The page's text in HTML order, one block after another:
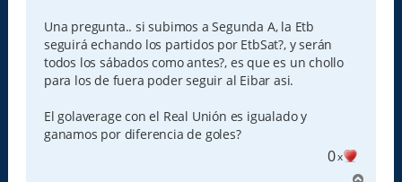
Una pregunta.. si subimos a Segunda A, la Etb
seguirá echando los partidos por EtbSat?, y serán
todos los sábados como antes?, es que es un chollo
para los de fuera poder seguir al Eibar asi.
El golaverage con el Real Unión es igualado y
ganamos por diferencia de goles?
0x